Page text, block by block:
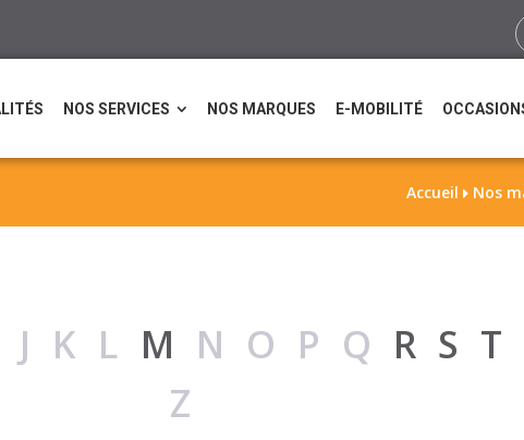
NOS SERVICES NOS MARQUES E-MOBILITÉ
Accueil  Nos
M NOPQ R S T
Z